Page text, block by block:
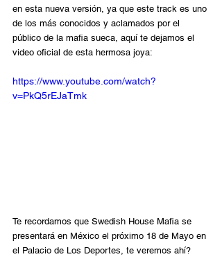
en esta nueva versión, ya que este track es uno
de los más conocidos y aclamados por el
público de la mafia sueca, aquí te dejamos el
video oficial de esta hermosa joya:
https://www.youtube.com/watch?
v=PkQ5rEJaTmk
Te recordamos que Swedish House Mafia se
presentará en México el próximo 18 de Mayo en
el Palacio de Los Deportes, te veremos ahí?